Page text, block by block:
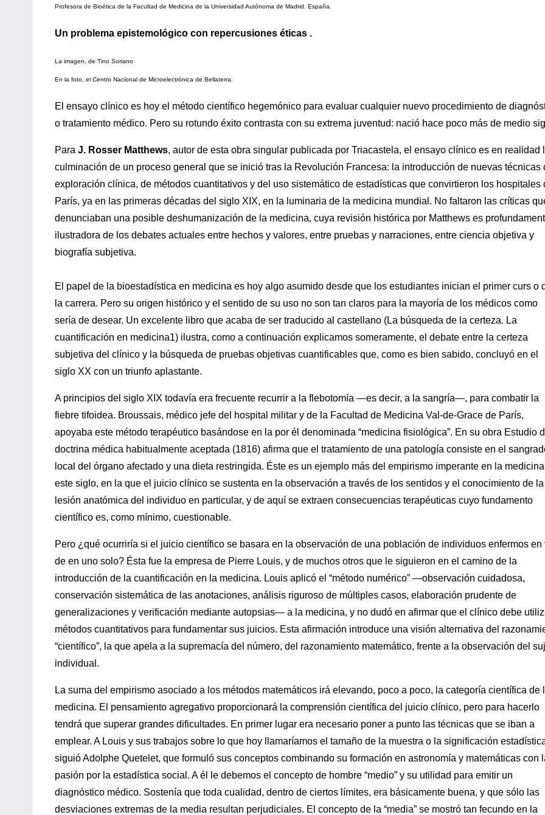
Profesora de Bioética de la Facultad de Medicina de la Universidad Autónoma de Madrid. España.
Un problema epistemológico con repercusiones éticas .
La imagen, de Tino Soriano
En la foto, el Centro Nacional de Microelectrónica de Bellaterra.
El ensayo clínico es hoy el método científico hegemónico para evaluar cualquier nuevo procedimiento de
o tratamiento médico. Pero su rotundo éxito contrasta con su extrema juventud: nació hace poco más de medio
Para J. Rosser Matthews, autor de esta obra singular publicada por Triacastela, el ensayo clínico es en realidad
culminación de un proceso general que se inició tras la Revolución Francesa: la introducción de nuevas técnicas
exploración clínica, de métodos cuantitativos y del uso sistemático de estadísticas que convirtieron los hospitales
París, ya en las primeras décadas del siglo XIX, en la luminaria de la medicina mundial. No faltaron las críticas
denunciaban una posible deshumanización de la medicina, cuya revisión histórica por Matthews es
ilustradora de los debates actuales entre hechos y valores, entre pruebas y narraciones, entre ciencia objetiva y
biografía subjetiva.
El papel de la bioestadística en medicina es hoy algo asumido desde que los estudiantes inician el primer curs o
la carrera. Pero su origen histórico y el sentido de su uso no son tan claros para la mayoría de los médicos como
sería de desear. Un excelente libro que acaba de ser traducido al castellano (La búsqueda de la certeza. La
cuantificación en medicina1) ilustra, como a continuación explicamos someramente, el debate entre la certeza
subjetiva del clínico y la búsqueda de pruebas objetivas cuantificables que, como es bien sabido, concluyó en el
siglo XX con un triunfo aplastante.
A principios del siglo XIX todavía era frecuente recurrir a la flebotomía —es decir, a la sangría—, para combatir la
fiebre tifoidea. Broussais, médico jefe del hospital militar y de la Facultad de Medicina Val-de-Grace de París,
apoyaba este método terapéutico basándose en la por él denominada “medicina fisiológica”. En su obra Estudio
doctrina médica habitualmente aceptada (1816) afirma que el tratamiento de una patología consiste en el
local del órgano afectado y una dieta restringida. Éste es un ejemplo más del empirismo imperante en la
este siglo, en la que el juicio clínico se sustenta en la observación a través de los sentidos y el conocimiento de la
lesión anatómica del individuo en particular, y de aquí se extraen consecuencias terapéuticas cuyo fundamento
científico es, como mínimo, cuestionable.
Pero ¿qué ocurriría si el juicio científico se basara en la observación de una población de individuos enfermos en
de en uno solo? Ésta fue la empresa de Pierre Louis, y de muchos otros que le siguieron en el camino de la
introducción de la cuantificación en la medicina. Louis aplicó el “método numérico” —observación cuidadosa,
conservación sistemática de las anotaciones, análisis riguroso de múltiples casos, elaboración prudente de
generalizaciones y verificación mediante autopsias— a la medicina, y no dudó en afirmar que el clínico debe
métodos cuantitativos para fundamentar sus juicios. Esta afirmación introduce una visión alternativa del
“científico”, la que apela a la supremacía del número, del razonamiento matemático, frente a la observación del
individual.
La suma del empirismo asociado a los métodos matemáticos irá elevando, poco a poco, la categoría científica de
medicina. El pensamiento agregativo proporcionará la comprensión científica del juicio clínico, pero para hacerlo
tendrá que superar grandes dificultades. En primer lugar era necesario poner a punto las técnicas que se iban a
emplear. A Louis y sus trabajos sobre lo que hoy llamaríamos el tamaño de la muestra o la significación
siguió Adolphe Quetelet, que formuló sus conceptos combinando su formación en astronomía y matemáticas con
pasión por la estadística social. A él le debemos el concepto de hombre “medio” y su utilidad para emitir un
diagnóstico médico. Sostenía que toda cualidad, dentro de ciertos límites, era básicamente buena, y que sólo las
desviaciones extremas de la media resultan perjudiciales. El concepto de la “media” se mostró tan fecundo en la